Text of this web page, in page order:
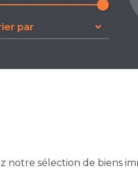
par
notre sélection de biens